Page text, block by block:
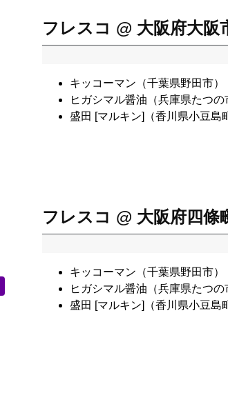
フレスコ @ 大阪府大阪
キッコーマン（千葉県野田市）
ヒガシマル醤油（兵庫県たつの
盛田 [マルキン]（香川県小豆島
フレスコ @ 大阪府四條
キッコーマン（千葉県野田市）
ヒガシマル醤油（兵庫県たつの
盛田 [マルキン]（香川県小豆島